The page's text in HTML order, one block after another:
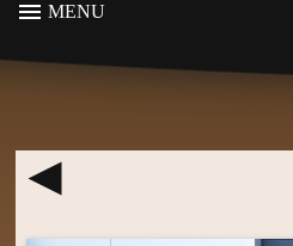
MENU